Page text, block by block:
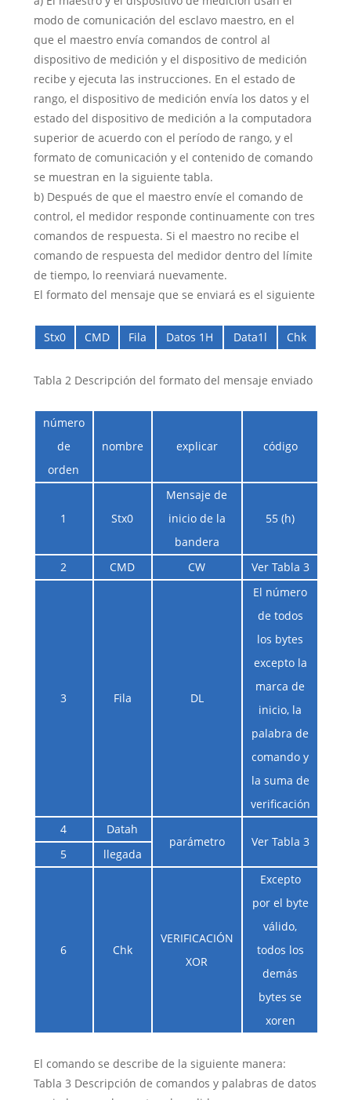
modo de comunicación del esclavo maestro, en el
que el maestro envía comandos de control al
dispositivo de medición y el dispositivo de medición
recibe y ejecuta las instrucciones. En el estado de
rango, el dispositivo de medición envía los datos y el
estado del dispositivo de medición a la computadora
superior de acuerdo con el período de rango, y el
formato de comunicación y el contenido de comando
se muestran en la siguiente tabla.
b) Después de que el maestro envíe el comando de
control, el medidor responde continuamente con tres
comandos de respuesta. Si el maestro no recibe el
comando de respuesta del medidor dentro del límite
de tiempo, lo reenviará nuevamente.
El formato del mensaje que se enviará es el siguiente
Stx0 CMD Fila Datos 1H Data1l Chk
Tabla 2 Descripción del formato del mensaje enviado
número
de
orden
nombre explicar código
1 Stx0
Mensaje de
inicio de la
bandera
55 (h)
2 CMD CW Ver Tabla 3
3 Fila DL
El número
de todos
los bytes
excepto la
marca de
inicio, la
palabra de
comando y
la suma de
verificación
4
Datah
parámetro
Ver Tabla 3
5
llegada
6 Chk
VERIFICACIÓN
XOR
Excepto
por el byte
válido,
todos los
demás
bytes se
xoren
El comando se describe de la siguiente manera:
Tabla 3 Descripción de comandos y palabras de datos